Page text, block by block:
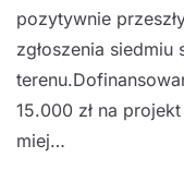
pozytywnie
zgłoszenia siedmiu
15.000 zł na
miej…